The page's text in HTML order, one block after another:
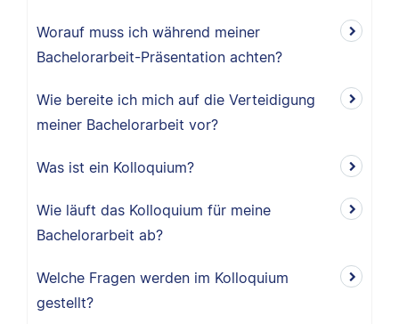
Worauf muss ich während meiner
Bachelorarbeit-Präsentation achten?
Wie bereite ich mich auf die Verteidigung
meiner Bachelorarbeit vor?
Was ist ein Kolloquium?
Wie läuft das Kolloquium für meine
Bachelorarbeit ab?
Welche Fragen werden im Kolloquium
gestellt?